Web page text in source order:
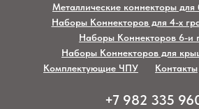
Металлические коннекторы для
Наборы Коннекторов для 4-х
Наборы Коннекторов 6-и
Наборы Коннекторов для
Комплектующие ЧПУ
Контакты
+7 982 335